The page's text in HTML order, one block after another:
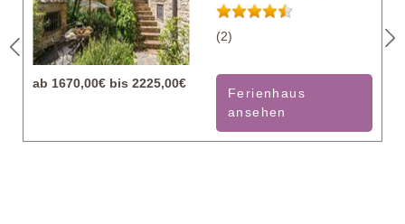
(2)
ab 1670,00€ bis 2225,00€
Ferienhaus
ansehen